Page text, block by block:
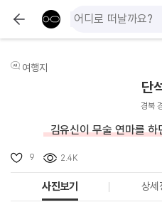
여행지
단
경북
김유신이 무술 연마를
9 2.4K
사진보기 상세